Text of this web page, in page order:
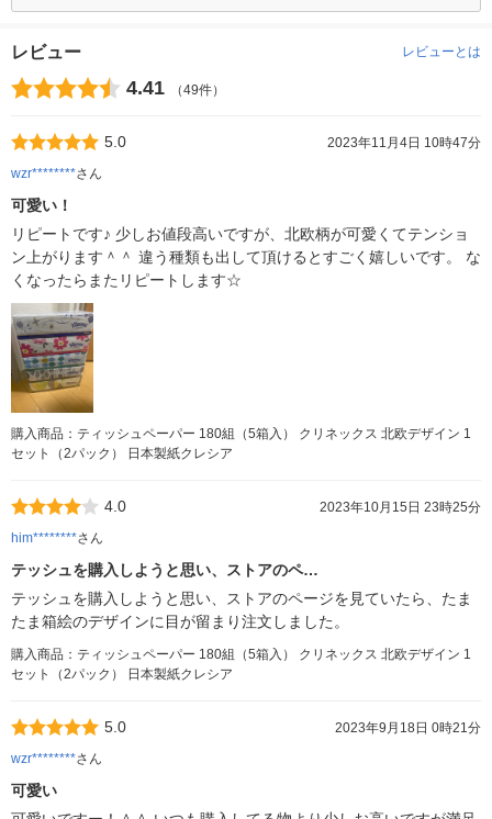
レビュー レビューとは
4.41 （49件）
5.0
2023年11月4日 10時47分
wzr********さん
可愛い！
リピートです♪ 少しお値段高いですが、北欧柄が可愛くてテンショ
ン上がります＾＾ 違う種類も出して頂けるとすごく嬉しいです。 な
くなったらまたリピートします☆
購入商品：ティッシュペーパー 180組（5箱入） クリネックス 北欧デザイン 1
セット（2パック） 日本製紙クレシア
4.0
2023年10月15日 23時25分
him********さん
テッシュを購入しようと思い、ストアのペ…
テッシュを購入しようと思い、ストアのページを見ていたら、たま
たま箱絵のデザインに目が留まり注文しました。
購入商品：ティッシュペーパー 180組（5箱入） クリネックス 北欧デザイン 1
セット（2パック） 日本製紙クレシア
5.0
2023年9月18日 0時21分
wzr********さん
可愛い